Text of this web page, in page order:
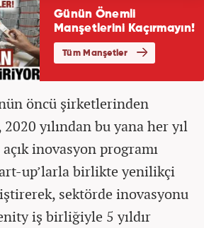
öncü şirketlerinden
yılından bu yana her yıl
inovasyon programı
up’larla birlikte yenilikçi
sektörde inovasyonu
iş birliğiyle 5 yıldır